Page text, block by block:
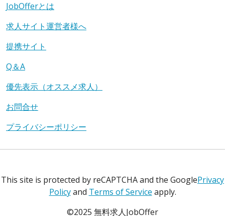
JobOfferとは
求人サイト運営者様へ
提携サイト
Q＆A
優先表示（オススメ求人）
お問合せ
プライバシーポリシー
This site is protected by reCAPTCHA and the GooglePrivacy
Policyand Terms of Service apply.
©2025 無料求人JobOffer